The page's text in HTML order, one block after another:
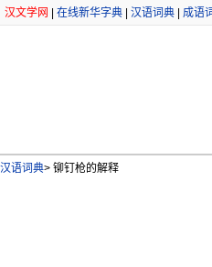
汉文学网 在线新华字典 汉语词典 成语
汉语词典> 铆钉枪的解释